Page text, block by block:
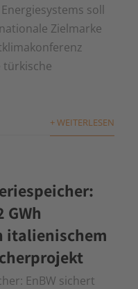
soll
Zielmarke
türkische
+ WEITERLESEN
GWh
italienischem
EnBW sichert